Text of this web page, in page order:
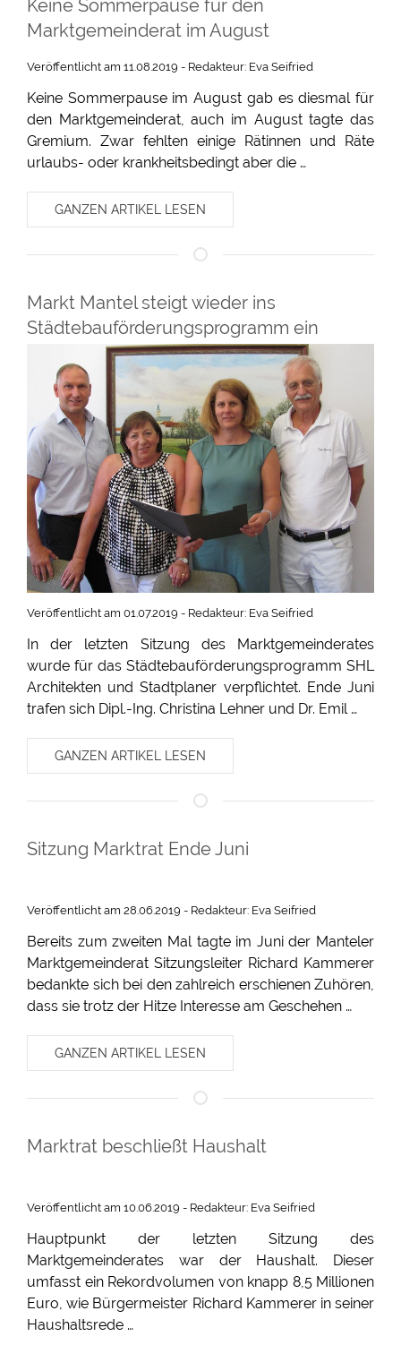
Keine Sommerpause für den
Marktgemeinderat im August
Veröffentlicht am 11.08.2019 - Redakteur: Eva Seifried
Keine Sommerpause im August gab es diesmal für
den Marktgemeinderat, auch im August tagte das
Gremium. Zwar fehlten einige Rätinnen und Räte
urlaubs- oder krankheitsbedingt aber die …
GANZEN ARTIKEL LESEN
Markt Mantel steigt wieder ins
Städtebauförderungsprogramm ein
Veröffentlicht am 01.07.2019 - Redakteur: Eva Seifried
In der letzten Sitzung des Marktgemeinderates
wurde für das Städtebauförderungsprogramm SHL
Architekten und Stadtplaner verpflichtet. Ende Juni
trafen sich Dipl.-Ing. Christina Lehner und Dr. Emil …
GANZEN ARTIKEL LESEN
Sitzung Marktrat Ende Juni
Veröffentlicht am 28.06.2019 - Redakteur: Eva Seifried
Bereits zum zweiten Mal tagte im Juni der Manteler
Marktgemeinderat Sitzungsleiter Richard Kammerer
bedankte sich bei den zahlreich erschienen Zuhören,
dass sie trotz der Hitze Interesse am Geschehen …
GANZEN ARTIKEL LESEN
Marktrat beschließt Haushalt
Veröffentlicht am 10.06.2019 - Redakteur: Eva Seifried
Hauptpunkt der letzten Sitzung des
Marktgemeinderates war der Haushalt. Dieser
umfasst ein Rekordvolumen von knapp 8,5 Millionen
Euro, wie Bürgermeister Richard Kammerer in seiner
Haushaltsrede …